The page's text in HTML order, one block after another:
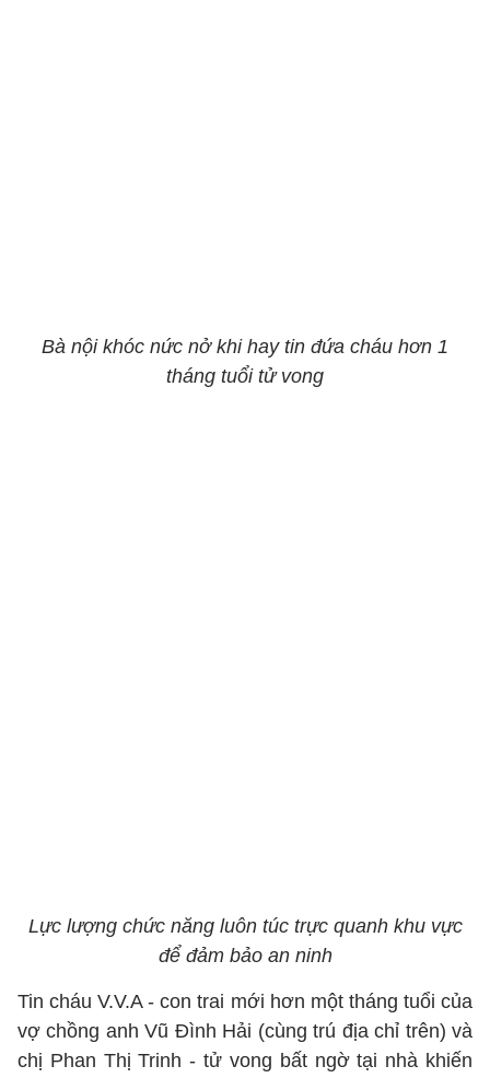
Bà nội khóc nức nở khi hay tin đứa cháu hơn 1
tháng tuổi tử vong
Lực lượng chức năng luôn túc trực quanh khu vực
để đảm bảo an ninh
Tin cháu V.V.A - con trai mới hơn một tháng tuổi của
vợ chồng anh Vũ Đình Hải (cùng trú địa chỉ trên) và
chị Phan Thị Trinh - tử vong bất ngờ tại nhà khiến